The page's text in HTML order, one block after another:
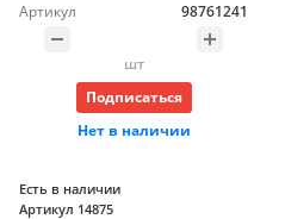
Артикул 98761241
шт
Подписаться
Нет в наличии
Есть в наличии
Артикул 14875